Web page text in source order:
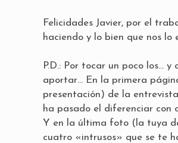
Felicidades Javier, por el
haciendo y lo bien que nos lo
P.D.: Por tocar un poco los… y
aportar… En la primera
presentación) de la
ha pasado el diferenciar con
Y en la última foto (la tuya
cuatro «intrusos» que se te